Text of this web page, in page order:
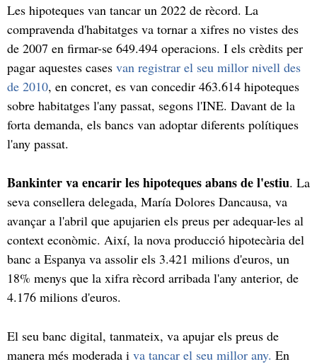
Les hipoteques van tancar un 2022 de rècord. La
compravenda d'habitatges va tornar a xifres no vistes des
de 2007 en firmar-se 649.494 operacions. I els crèdits per
pagar aquestes cases van registrar el seu millor nivell des
de 2010, en concret, es van concedir 463.614 hipoteques
sobre habitatges l'any passat, segons l'INE. Davant de la
forta demanda, els bancs van adoptar diferents polítiques
l'any passat.
Bankinter va encarir les hipoteques abans de l'estiu. La
seva consellera delegada, María Dolores Dancausa, va
avançar a l'abril que apujarien els preus per adequar-les al
context econòmic. Així, la nova producció hipotecària del
banc a Espanya va assolir els 3.421 milions d'euros, un
18% menys que la xifra rècord arribada l'any anterior, de
4.176 milions d'euros.
El seu banc digital, tanmateix, va apujar els preus de
manera més moderada i va tancar el seu millor any. En